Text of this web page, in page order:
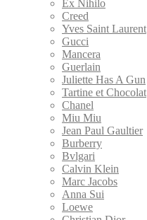
Ex Nihilo
Creed
Yves Saint Laurent
Gucci
Mancera
Guerlain
Juliette Has A Gun
Tartine et Chocolat
Chanel
Miu Miu
Jean Paul Gaultier
Burberry
Bvlgari
Calvin Klein
Marс Jacobs
Anna Sui
Loewe